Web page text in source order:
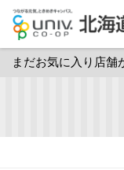
まだお気に入り店舗